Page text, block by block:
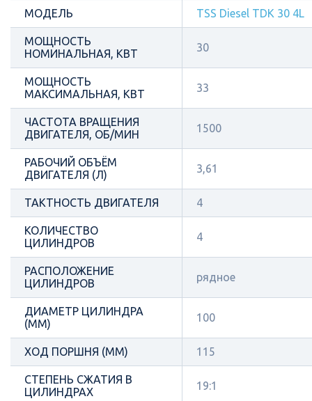
МОДЕЛЬ TSS Diesel TDК 30 4L
МОЩНОСТЬ
НОМИНАЛЬНАЯ, КВТ
30
МОЩНОСТЬ
МАКСИМАЛЬНАЯ, КВТ
33
ЧАСТОТА ВРАЩЕНИЯ
ДВИГАТЕЛЯ, ОБ/МИН
1500
РАБОЧИЙ ОБЪЁМ
ДВИГАТЕЛЯ (Л)
3,61
ТАКТНОСТЬ ДВИГАТЕЛЯ 4
КОЛИЧЕСТВО
ЦИЛИНДРОВ
4
РАСПОЛОЖЕНИЕ
ЦИЛИНДРОВ
рядное
ДИАМЕТР ЦИЛИНДРА
(ММ)
100
ХОД ПОРШНЯ (ММ) 115
СТЕПЕНЬ СЖАТИЯ В
ЦИЛИНДРАХ
19:1